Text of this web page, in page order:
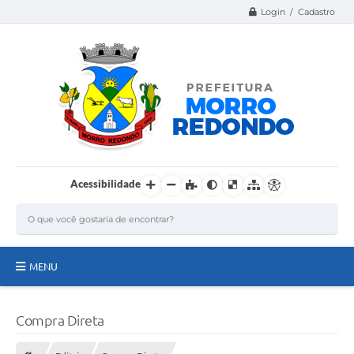
Login / Cadastro
Acessibilidade
MENU
Compra Direta